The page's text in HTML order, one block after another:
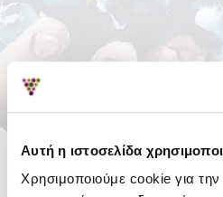
Αυτή η ιστοσελίδα
Χρησιμοποιούμε cookie για την